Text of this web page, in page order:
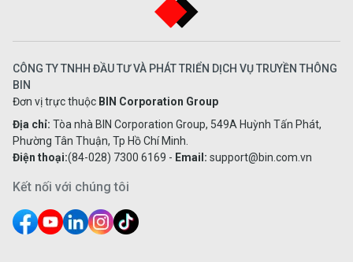
CÔNG TY TNHH ĐẦU TƯ VÀ PHÁT TRIỂN DỊCH VỤ TRUYỀN THÔNG
BIN
Đơn vị trực thuộc BIN Corporation Group
Địa chỉ: Tòa nhà BIN Corporation Group, 549A Huỳnh Tấn Phát,
Phường Tân Thuận, Tp Hồ Chí Minh.
Điện thoại:(84-028) 7300 6169 - Email: support@bin.com.vn
Kết nối với chúng tôi